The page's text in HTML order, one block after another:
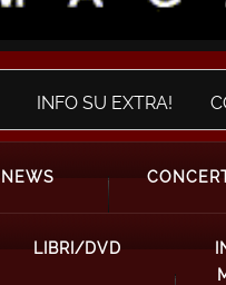
INFO SU EXTRA!
NEWS
LIBRI/DVD